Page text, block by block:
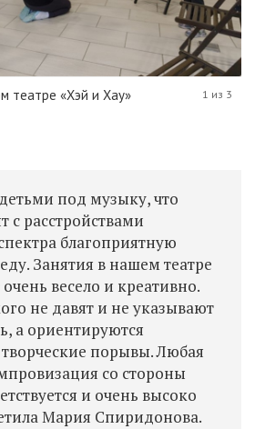
театре «Хэй и Хау» 1 из 3
под музыку, что
с расстройствами
благоприятную
Занятия в нашем театре
весело и креативно.
не давят и не указывают
а ориентируются
порывы. Любая
со стороны
и очень высоко
Мария Спиридонова.